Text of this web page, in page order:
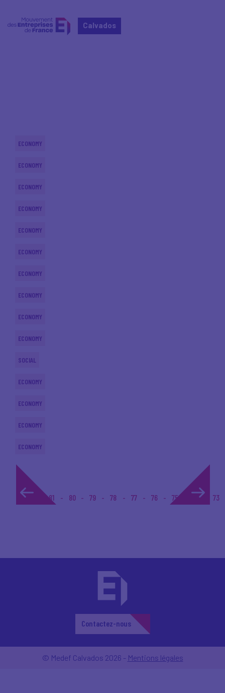
Calvados
ECONOMY
ECONOMY
ECONOMY
ECONOMY
ECONOMY
ECONOMY
ECONOMY
ECONOMY
ECONOMY
ECONOMY
SOCIAL
ECONOMY
ECONOMY
ECONOMY
ECONOMY
1... 81 80 79 78 77 76 75 74 73
Contactez-nous
© Medef Calvados 2026 - Mentions légales